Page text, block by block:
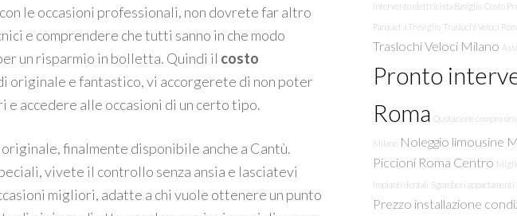
le occasioni professionali, non dovrete far altro
e comprendere che tutti sanno in che modo
un risparmio in bolletta. Quindi il costo
originale e fantastico, vi accorgerete di non poter
accedere alle occasioni di un certo tipo.
finalmente disponibile anche a Cantù.
vivete il controllo senza ansia e lasciatevi
migliori, adatte a chi vuole ottenere un punto
intervento elettricista Basiglio Costo
Parquet a Treviglio Traslochi Veloci
Traslochi Veloci Milano
Pronto
Roma Quotazione compro oro
Milano Noleggio limousine
Piccioni Roma Centro
Impianti dentali Sgomberi appartamenti
Prezzo installazione